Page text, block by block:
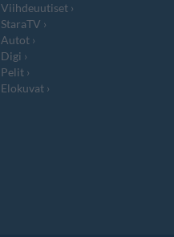
Viihdeuutiset
StaraTV
Autot
Digi
Pelit
Elokuvat